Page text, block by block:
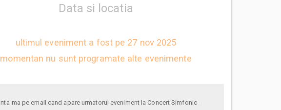
Data si locatia
ultimul eveniment a fost pe 27 nov 2025
momentan nu sunt programate alte evenimente